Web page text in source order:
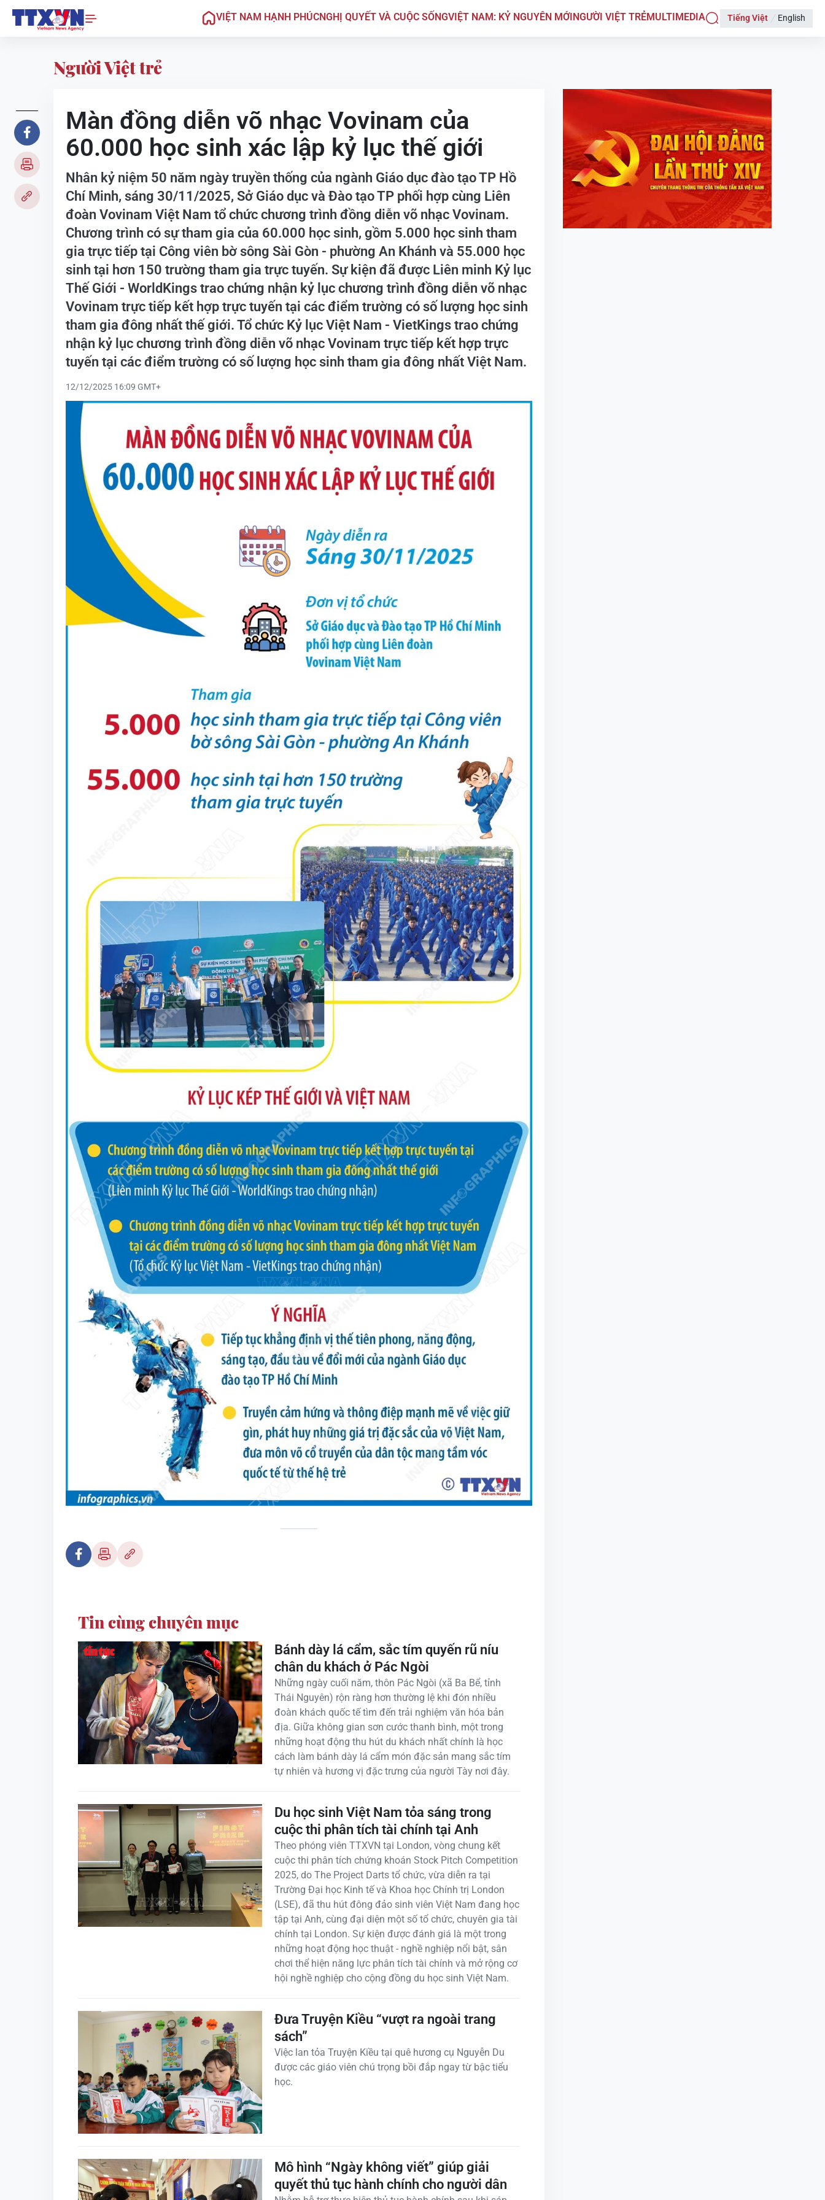
VIỆT NAM HẠNH PHÚCNGHỊ QUYẾT VÀ CUỘC SỐNGVIỆT NAM: KỶ NGUYÊN MỚINGƯỜI VIỆT TRẺMULTIMEDIA Tiếng Việt English
Người Việt trẻ
Màn đồng diễn võ nhạc Vovinam của
60.000 học sinh xác lập kỷ lục thế giới
Nhân kỷ niệm 50 năm ngày truyền thống của ngành Giáo dục đào tạo TP Hồ
Chí Minh, sáng 30/11/2025, Sở Giáo dục và Đào tạo TP phối hợp cùng Liên
đoàn Vovinam Việt Nam tổ chức chương trình đồng diễn võ nhạc Vovinam.
Chương trình có sự tham gia của 60.000 học sinh, gồm 5.000 học sinh tham
gia trực tiếp tại Công viên bờ sông Sài Gòn - phường An Khánh và 55.000 học
sinh tại hơn 150 trường tham gia trực tuyến. Sự kiện đã được Liên minh Kỷ lục
Thế Giới - WorldKings trao chứng nhận kỷ lục chương trình đồng diễn võ nhạc
Vovinam trực tiếp kết hợp trực tuyến tại các điểm trường có số lượng học sinh
tham gia đông nhất thế giới. Tổ chức Kỷ lục Việt Nam - VietKings trao chứng
nhận kỷ lục chương trình đồng diễn võ nhạc Vovinam trực tiếp kết hợp trực
tuyến tại các điểm trường có số lượng học sinh tham gia đông nhất Việt Nam.
12/12/2025 16:09 GMT+
Tin cùng chuyên mục
Bánh dày lá cẩm, sắc tím quyến rũ níu
chân du khách ở Pác Ngòi
Những ngày cuối năm, thôn Pác Ngòi (xã Ba Bể, tỉnh
Thái Nguyên) rộn ràng hơn thường lệ khi đón nhiều
đoàn khách quốc tế tìm đến trải nghiệm văn hóa bản
địa. Giữa không gian sơn cước thanh bình, một trong
những hoạt động thu hút du khách nhất chính là học
cách làm bánh dày lá cẩm món đặc sản mang sắc tím
tự nhiên và hương vị đặc trưng của người Tày nơi đây.
Du học sinh Việt Nam tỏa sáng trong
cuộc thi phân tích tài chính tại Anh
Theo phóng viên TTXVN tại London, vòng chung kết
cuộc thi phân tích chứng khoán Stock Pitch Competition
2025, do The Project Darts tổ chức, vừa diễn ra tại
Trường Đại học Kinh tế và Khoa học Chính trị London
(LSE), đã thu hút đông đảo sinh viên Việt Nam đang học
tập tại Anh, cùng đại diện một số tổ chức, chuyên gia tài
chính tại London. Sự kiện được đánh giá là một trong
những hoạt động học thuật - nghề nghiệp nổi bật, sân
chơi thể hiện năng lực phân tích tài chính và mở rộng cơ
hội nghề nghiệp cho cộng đồng du học sinh Việt Nam.
Đưa Truyện Kiều “vượt ra ngoài trang
sách”
Việc lan tỏa Truyện Kiều tại quê hương cụ Nguyễn Du
được các giáo viên chú trọng bồi đắp ngay từ bậc tiểu
học.
Mô hình “Ngày không viết” giúp giải
quyết thủ tục hành chính cho người dân